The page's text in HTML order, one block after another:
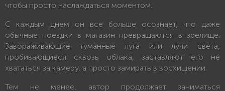
чтобы просто наслаждаться моментом.
С каждым днем он все больше осознает, что даже
обычные поездки в магазин превращаются в зрелище.
Завораживающие туманные луга или лучи света,
пробивающиеся сквозь облака, заставляют его не
хвататься за камеру, а просто замирать в восхищении.
Тем не менее, автор продолжает заниматься